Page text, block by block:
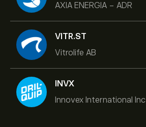
AXIA ENERGIA - ADR
VITR.ST
Vitrolife AB
INVX
Innovex International Inc